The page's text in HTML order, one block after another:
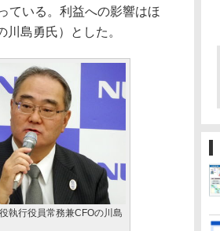
ている。利益への影響はほ
島勇氏）とした。
執行役員常務兼CFOの川島